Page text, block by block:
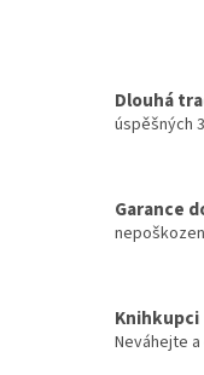
Dlouhá
úspěšných
Garance
Knihkupci
Neváhejte